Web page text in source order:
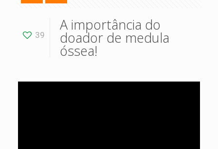
39
A importância do
doador de medula
óssea!